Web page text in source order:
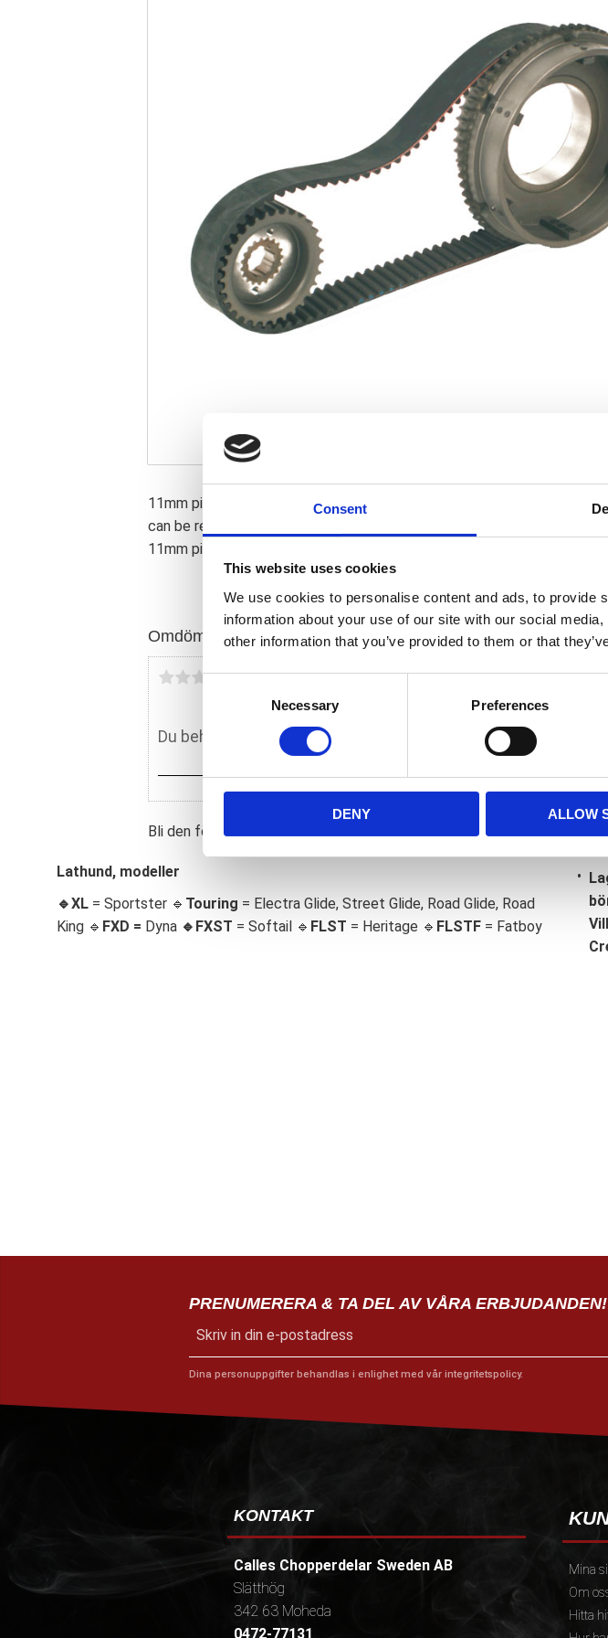
Consent
This website uses cookies
We use cookies to personalise content and ads, to
information about your use of our site with our social
other information that you’ve provided to them or that
C
S
e
e
c
Necessary Preferences
DENY ALLOW
11mm pitch. Without idler. Kickstart only. Comes as pulley & belt kit
can be re-used. 47-31 drive ratio. Note: See 506930 for the
11mm pitch belt.
Omdömen
Du
Bli den första att lämna ett omdöme.
Lathund, modeller
🔹XL = Sportster 🔹 Touring = Electra Glide, Street Glide, Road Glide, Road
King 🔹 FXD = Dyna 🔹 FXST = Softail 🔹 FLST = Heritage 🔹 FLSTF = Fatboy
PRENUMERERA & TA DEL AV VÅRA ERBJUDANDEN!
Dina personuppgifter behandlas i enlighet med vår integritetspolicy.
KONTAKT
Calles Chopperdelar Sweden AB
Slätthög
342 63 Moheda
0472-77131
Mina
Om
Hitta